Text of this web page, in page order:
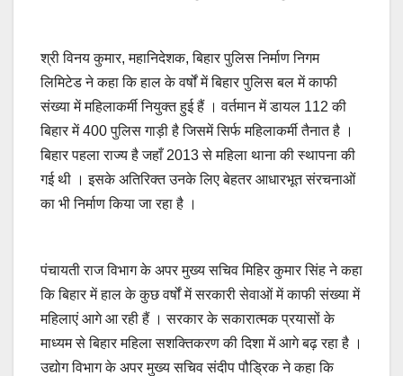
श्री विनय कुमार, महानिदेशक, बिहार पुलिस निर्माण निगम
लिमिटेड ने कहा कि हाल के वर्षों में बिहार पुलिस बल में काफी
संख्या में महिलाकर्मी नियुक्त हुई हैं । वर्तमान में डायल 112 की
बिहार में 400 पुलिस गाड़ी है जिसमें सिर्फ महिलाकर्मी तैनात है ।
बिहार पहला राज्य है जहाँ 2013 से महिला थाना की स्थापना की
गई थी । इसके अतिरिक्त उनके लिए बेहतर आधारभूत संरचनाओं
का भी निर्माण किया जा रहा है ।
पंचायती राज विभाग के अपर मुख्य सचिव मिहिर कुमार सिंह ने कहा
कि बिहार में हाल के कुछ वर्षों में सरकारी सेवाओं में काफी संख्या में
महिलाएं आगे आ रही हैं । सरकार के सकारात्मक प्रयासों के
माध्यम से बिहार महिला सशक्तिकरण की दिशा में आगे बढ़ रहा है ।
उद्योग विभाग के अपर मुख्य सचिव संदीप पौड्रिक ने कहा कि